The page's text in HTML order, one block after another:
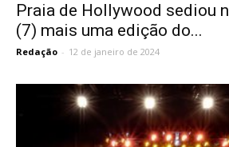
Praia de Hollywood sediou
(7) mais uma edição do...
Redação - 12 de janeiro de 2024